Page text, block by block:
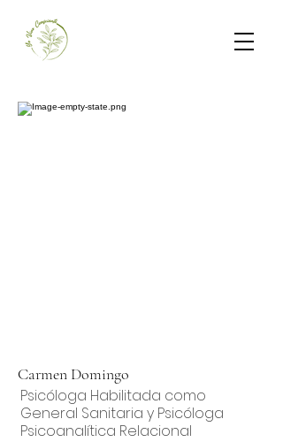
Carmen Domingo
Psicóloga Habilitada como
General Sanitaria y Psicóloga
Psicoanalítica Relacional